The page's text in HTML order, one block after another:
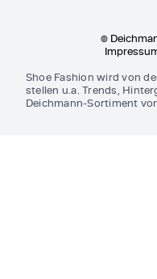
©
Shoe Fashion wird von
stellen u.a. Trends,
Deichmann-Sortiment